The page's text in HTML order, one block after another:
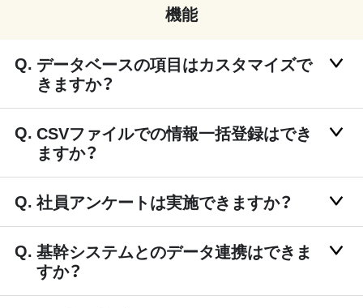
機能
データベースの項目はカスタマイズで
きますか？
CSVファイルでの情報一括登録はでき
ますか？
社員アンケートは実施できますか？
基幹システムとのデータ連携はできま
すか？